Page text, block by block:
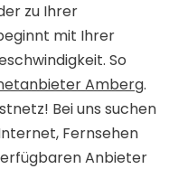
zu Ihrer
mit Ihrer
So
Amberg.
Bei uns suchen
Fernsehen
Anbieter